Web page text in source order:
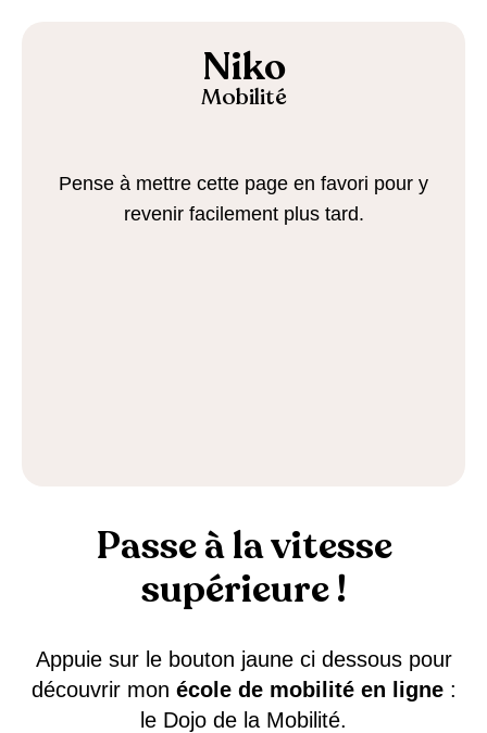
Niko
Mobilité
Pense à mettre cette page en favori pour y
revenir facilement plus tard.
Passe à la vitesse
supérieure !
Appuie sur le bouton jaune ci dessous pour
découvrir mon école de mobilité en ligne:
le Dojo de la Mobilité.